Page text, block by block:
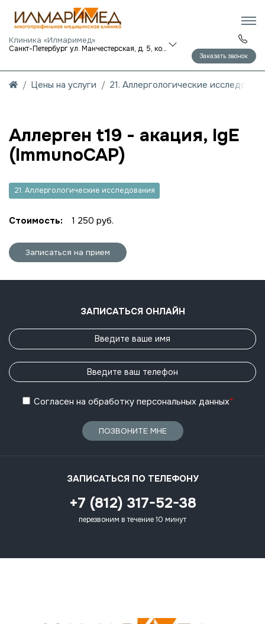
Клиника «Илмаримед»
Санкт-Петербург ул. Манчестерская, д. 5, корп. 1
Заказать звонок
Цены на услуги 21. Аллергологические
Аллерген t19 - акация, IgE
(ImmunoCAP)
21. Аллергологические исследования
Стоимость: 1 250 руб.
Записаться на прием
ЗАПИСАТЬСЯ ОНЛАЙН
Согласен на обработку персональных данных*
ПОЗВОНИТЕ МНЕ
ЗАПИСАТЬСЯ ПО ТЕЛЕФОНУ
+7 (812) 317-52-38
перезвоним в течение 10 минут